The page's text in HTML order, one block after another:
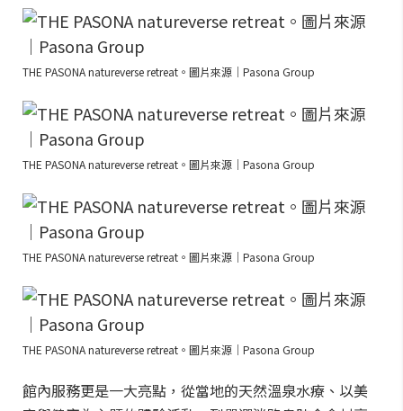
THE PASONA natureverse retreat。圖片來源｜Pasona Group
THE PASONA natureverse retreat。圖片來源｜Pasona Group
THE PASONA natureverse retreat。圖片來源｜Pasona Group
THE PASONA natureverse retreat。圖片來源｜Pasona Group
館內服務更是一大亮點，從當地的天然溫泉水療、以美